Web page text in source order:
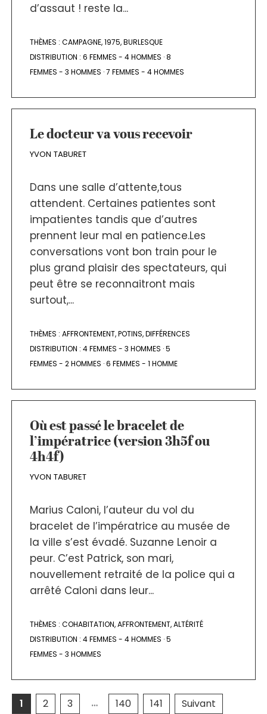
d’assaut ! reste la...
THÈMES : CAMPAGNE,1975,BURLESQUE
DISTRIBUTION : 6 FEMMES - 4 HOMMES ·8
FEMMES - 3 HOMMES ·7 FEMMES - 4 HOMMES
Le docteur va vous recevoir
YVON TABURET
Dans une salle d’attente,tous
attendent. Certaines patientes sont
impatientes tandis que d’autres
prennent leur mal en patience.Les
conversations vont bon train pour le
plus grand plaisir des spectateurs, qui
peut être se reconnaitront mais
surtout,...
THÈMES : AFFRONTEMENT,POTINS,DIFFÉRENCES
DISTRIBUTION : 4 FEMMES - 3 HOMMES ·5
FEMMES - 2 HOMMES ·6 FEMMES - 1 HOMME
Où est passé le bracelet de
l’impératrice (version 3h5f ou
4h4f)
YVON TABURET
Marius Caloni, l’auteur du vol du
bracelet de l’impératrice au musée de
la ville s’est évadé. Suzanne Lenoir a
peur. C’est Patrick, son mari,
nouvellement retraité de la police qui a
arrêté Caloni dans leur...
THÈMES : COHABITATION,AFFRONTEMENT,ALTÉRITÉ
DISTRIBUTION : 4 FEMMES - 4 HOMMES ·5
FEMMES - 3 HOMMES
1 2 3 … 140 141 Suivant